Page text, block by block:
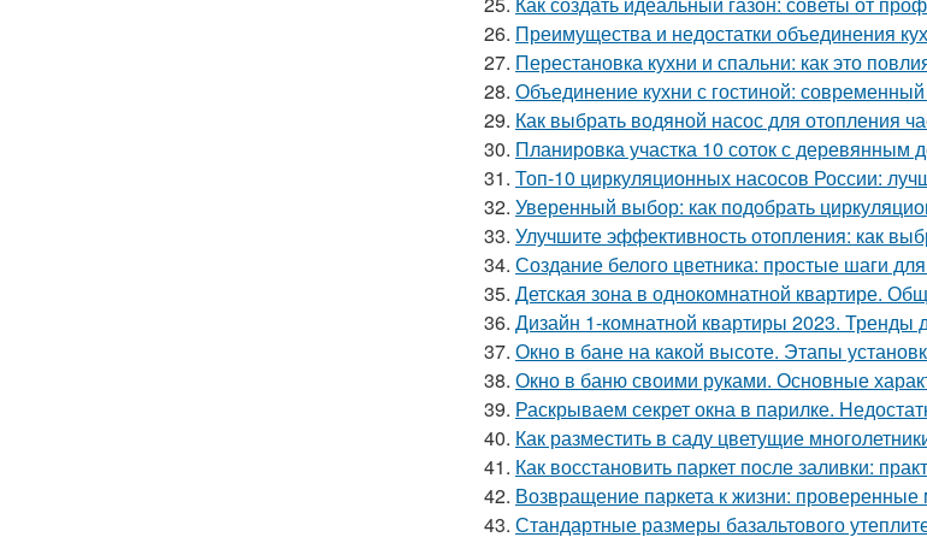
26. Преимущества и недостатки объединения
27. Перестановка кухни и спальни: как это
28. Объединение кухни с гостиной:
29. Как выбрать водяной насос для отопления
30. Планировка участка 10 соток с
31. Топ-10 циркуляционных насосов России:
32. Уверенный выбор: как подобрать
33. Улучшите эффективность отопления: как
34. Создание белого цветника: простые шаги
35. Детская зона в однокомнатной квартире.
36. Дизайн 1-комнатной квартиры 2023. Тренды
37. Окно в бане на какой высоте. Этапы
38. Окно в баню своими руками. Основные
39. Раскрываем секрет окна в парилке.
40. Как разместить в саду цветущие
41. Как восстановить паркет после заливки:
42. Возвращение паркета к жизни:
43. Стандартные размеры базальтового